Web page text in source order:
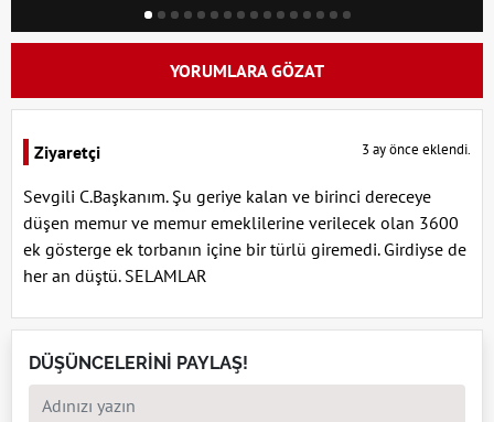
YORUMLARA GÖZAT
Ziyaretçi 3 ay önce eklendi.
Sevgili C.Başkanım. Şu geriye kalan ve birinci dereceye
düşen memur ve memur emeklilerine verilecek olan 3600
ek gösterge ek torbanın içine bir türlü giremedi. Girdiyse de
her an düştü. SELAMLAR
DÜŞÜNCELERİNİ PAYLAŞ!